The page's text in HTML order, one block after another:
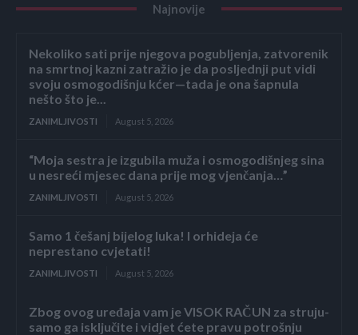
Najnovije
Nekoliko sati prije njegova pogubljenja, zatvorenik
na smrtnoj kazni zatražio je da posljednji put vidi
svoju osmogodišnju kćer—tada je ona šapnula
nešto što je...
ZANIMLJIVOSTI August 5, 2026
“Moja sestra je izgubila muža i osmogodišnjeg sina
u nesreći mjesec dana prije mog vjenčanja…”
ZANIMLJIVOSTI August 5, 2026
Samo 1 češanj bijelog luka! I orhideja će
neprestano cvjetati!
ZANIMLJIVOSTI August 5, 2026
Zbog ovog uređaja vam je VISOK RAČUN za struju-
samo ga isključite i vidjet ćete pravu potrošnju